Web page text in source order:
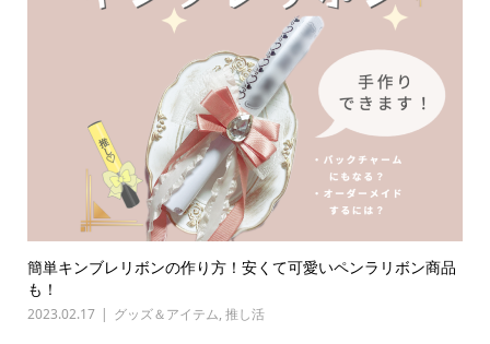
簡単キンブレリボンの作り方！安くて可愛いペンラリボン商品
も！
2023.02.17 グッズ＆アイテム, 推し活